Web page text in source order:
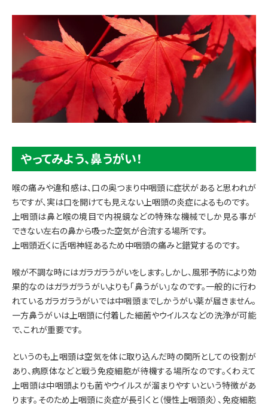
やってみよう、鼻うがい！
喉の痛みや違和感は、口の奥つまり中咽頭に症状があると思われが
ちですが、実は口を開けても見えない上咽頭の炎症によるものです。
上咽頭は鼻と喉の境目で内視鏡などの特殊な機械でしか見る事が
できない左右の鼻から吸った空気が合流する場所です。
上咽頭近くに舌咽神経あるため中咽頭の痛みと錯覚するのです。
喉が不調な時にはガラガラうがいをします。しかし、風邪予防により効
果的なのはガラガラうがいよりも「鼻うがい」なのです。一般的に行わ
れているガラガラうがいでは中咽頭までしかうがい薬が届きません。
一方鼻うがいは上咽頭に付着した細菌やウイルスなどの洗浄が可能
で、これが重要です。
というのも上咽頭は空気を体に取り込んだ時の関所としての役割が
あり、病原体などと戦う免疫細胞が待機する場所なのです。くわえて
上咽頭は中咽頭よりも菌やウイルスが溜まりやすいという特徴があ
ります。そのため上咽頭に炎症が長引くと（慢性上咽頭炎）、免疫細胞